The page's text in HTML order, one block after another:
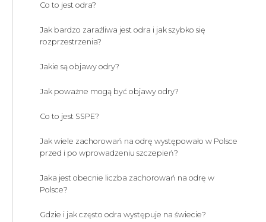
Co to jest odra?
Jak bardzo zaraźliwa jest odra i jak szybko się
rozprzestrzenia?
Jakie są objawy odry?
Jak poważne mogą być objawy odry?
Co to jest SSPE?
Jak wiele zachorowań na odrę występowało w Polsce
przed i po wprowadzeniu szczepień?
Jaka jest obecnie liczba zachorowań na odrę w
Polsce?
Gdzie i jak często odra występuje na świecie?